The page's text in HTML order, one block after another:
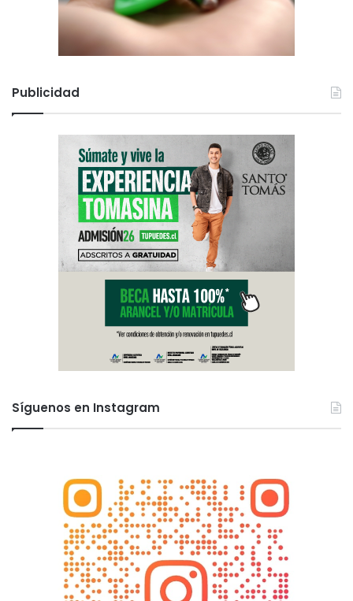
Publicidad
Síguenos en Instagram